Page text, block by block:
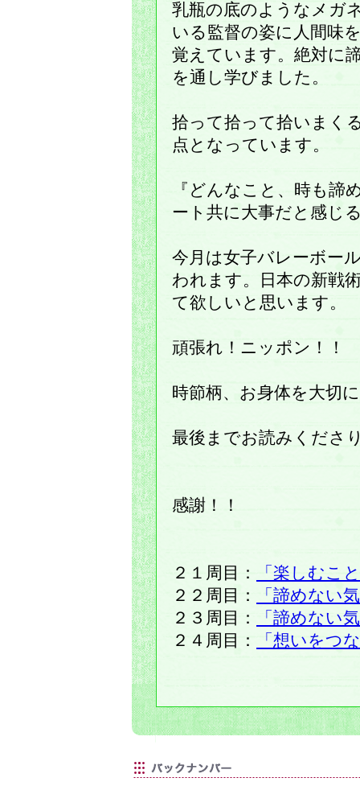
乳瓶の底のようなメガ
いる監督の姿に人間味
覚えています。絶対に
を通し学びました。
拾って拾って拾いまく
点となっています。
『どんなこと、時も諦
ート共に大事だと感じ
今月は女子バレーボー
われます。日本の新戦
て欲しいと思います。
頑張れ！ニッポン！！
時節柄、お身体を大切
最後までお読みくださ
感謝！！
２１周目：
「楽しむこ
２２周目：
「諦めない
２３周目：
「諦めない
２４周目：
「想いをつ